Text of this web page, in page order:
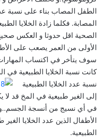
الطفل المصاب بناء على نسبة عدد
المصابة. فكلما زادة الخلايا
الصحية اقل حدوثا و العكس
الأولى من العمر يصعب على
سوف يتأخر في اكتساب
كانت نسبة الخلايا الطبيعية في
نسبة عدد الخلايا الطبيعية
إلى الغير طبيعية في المخ قد
في أي نسيج من أنسجة
الأطفال الذين عدد الخلايا
الطبيعية.